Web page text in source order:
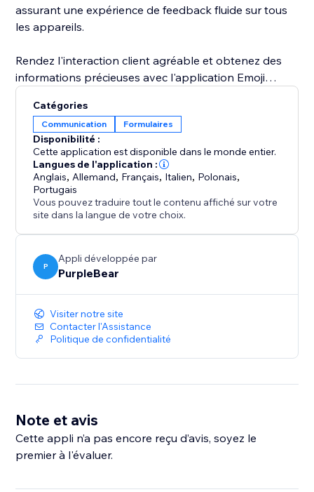
assurant une expérience de feedback fluide sur tous
les appareils.
Rendez l'interaction client agréable et obtenez des
informations précieuses avec l'application Emoji
Catégories
Communication Formulaires
Disponibilité :
Cette application est disponible dans le monde entier.
Langues de l'application :
Anglais, Allemand, Français, Italien, Polonais,
Portugais
Vous pouvez traduire tout le contenu affiché sur votre
site dans la langue de votre choix.
P
Appli développée par
PurpleBear
Visiter notre site
Contacter l'Assistance
Politique de confidentialité
Note et avis
Cette appli n’a pas encore reçu d’avis, soyez le
premier à l'évaluer.